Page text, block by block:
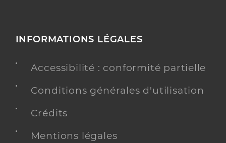
INFORMATIONS LÉGALES
Accessibilité : conformité partielle
Conditions générales d'utilisation
Crédits
Mentions légales